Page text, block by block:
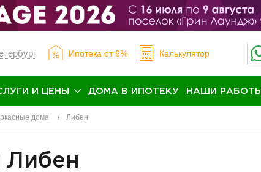
Ипотека от 6% Калькулятор
И ЦЕНЫ ДОМА В ИПОТЕКУ НАШИ РАБОТЫ
дома Либен
Либен